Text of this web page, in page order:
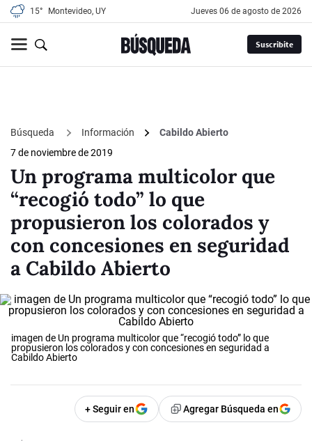
15° Montevideo, UY jueves 06 de agosto de 2026
Suscribite
Búsqueda Información
Cabildo Abierto
7 de noviembre de 2019
Un programa multicolor que
“recogió todo” lo que
propusieron los colorados y
con concesiones en seguridad
a Cabildo Abierto
imagen de Un programa multicolor que “recogió todo” lo que
propusieron los colorados y con concesiones en seguridad a
Cabildo Abierto
+ Seguir en Agregar Búsqueda en